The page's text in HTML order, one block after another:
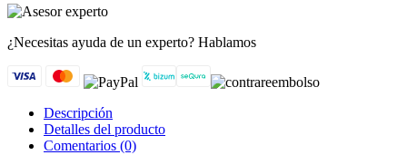
¿Necesitas ayuda de un experto? Hablamos
Descripción
Detalles del producto
Comentarios (0)